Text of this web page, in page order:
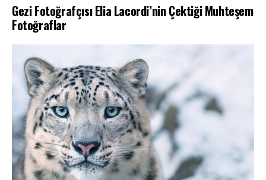
Gezi Fotoğrafçısı Elia Lacordi’nin Çektiği Muhteşem
Fotoğraflar